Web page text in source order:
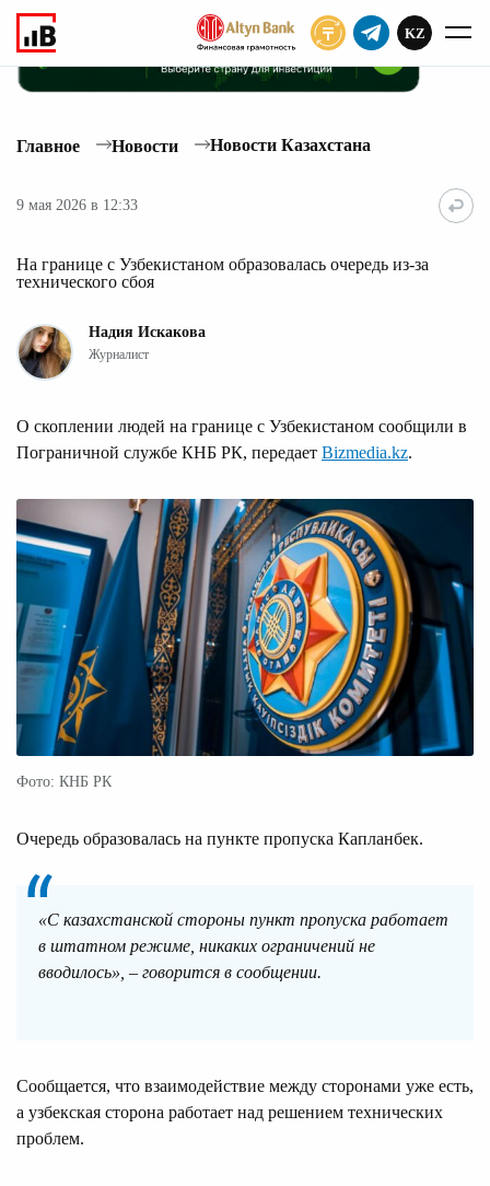
KZ
Главное Новости Новости Казахстана
9 мая 2026 в 12:33
На границе с Узбекистаном образовалась очередь из-за
технического сбоя
Надия Искакова
Журналист
О скоплении людей на границе с Узбекистаном сообщили в
Пограничной службе КНБ РК, передает Bizmedia.kz.
Фото: КНБ РК
Очередь образовалась на пункте пропуска Капланбек.
«С казахстанской стороны пункт пропуска работает
в штатном режиме, никаких ограничений не
вводилось», – говорится в сообщении.
Сообщается, что взаимодействие между сторонами уже есть,
а узбекская сторона работает над решением технических
проблем.